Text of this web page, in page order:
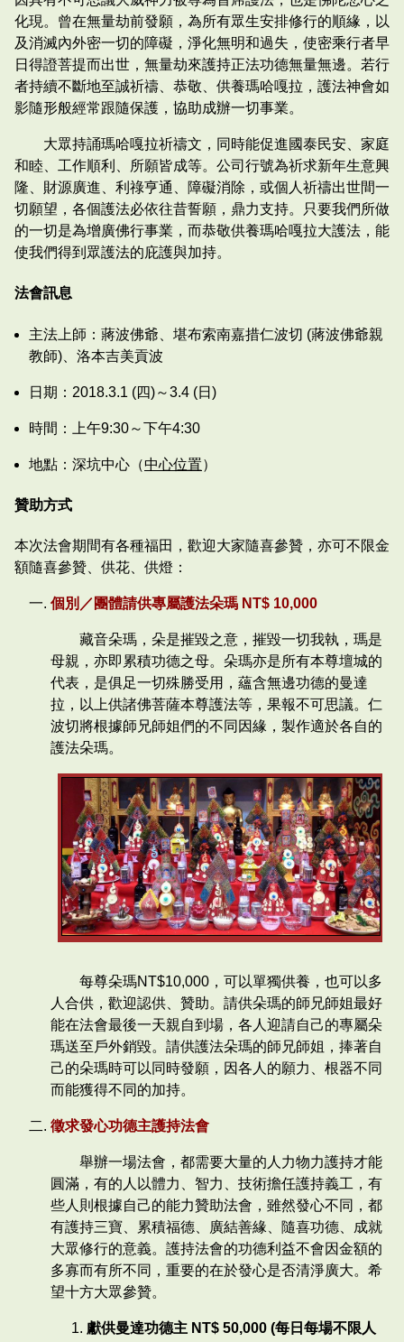
化現。曾在無量劫前發願，為所有眾生安排修行的順緣，以
及消滅內外密一切的障礙，淨化無明和過失，使密乘行者早
日得證菩提而出世，無量劫來護持正法功德無量無邊。若行
者持續不斷地至誠祈禱、恭敬、供養瑪哈嘎拉，護法神會如
影隨形般經常跟隨保護，協助成辦一切事業。
大眾持誦瑪哈嘎拉祈禱文，同時能促進國泰民安、家庭
和睦、工作順利、所願皆成等。公司行號為祈求新年生意興
隆、財源廣進、利祿亨通、障礙消除，或個人祈禱出世間一
切願望，各個護法必依往昔誓願，鼎力支持。只要我們所做
的一切是為增廣佛行事業，而恭敬供養瑪哈嘎拉大護法，能
使我們得到眾護法的庇護與加持。
法會訊息
主法上師：蔣波佛爺、堪布索南嘉措仁波切 (蔣波佛爺親
教師)、洛本吉美貢波
日期：2018.3.1 (四)～3.4 (日)
時間：上午9:30～下午4:30
地點：深坑中心（中心位置）
贊助方式
本次法會期間有各種福田，歡迎大家隨喜參贊，亦可不限金
額隨喜參贊、供花、供燈：
個別／團體請供專屬護法朵瑪 NT$ 10,000
藏音朵瑪，朵是摧毀之意，摧毀一切我執，瑪是
母親，亦即累積功德之母。朵瑪亦是所有本尊壇城的
代表，是俱足一切殊勝受用，蘊含無邊功德的曼達
拉，以上供諸佛菩薩本尊護法等，果報不可思議。仁
波切將根據師兄師姐們的不同因緣，製作適於各自的
護法朵瑪。
每尊朵瑪NT$10,000，可以單獨供養，也可以多
人合供，歡迎認供、贊助。請供朵瑪的師兄師姐最好
能在法會最後一天親自到場，各人迎請自己的專屬朵
瑪送至戶外銷毀。請供護法朵瑪的師兄師姐，捧著自
己的朵瑪時可以同時發願，因各人的願力、根器不同
而能獲得不同的加持。
徵求發心功德主護持法會
舉辦一場法會，都需要大量的人力物力護持才能
圓滿，有的人以體力、智力、技術擔任護持義工，有
些人則根據自己的能力贊助法會，雖然發心不同，都
有護持三寶、累積福德、廣結善緣、隨喜功德、成就
大眾修行的意義。護持法會的功德利益不會因金額的
多寡而有所不同，重要的在於發心是否清淨廣大。希
望十方大眾參贊。
獻供曼達功德主 NT$ 50,000 (每日每場不限人